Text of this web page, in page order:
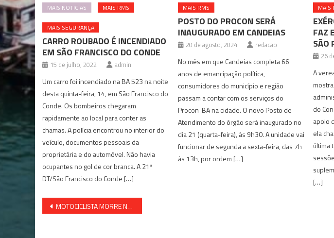
MAIS NOTICIAS MAIS RMS
MAIS SEGURANÇA
CARRO ROUBADO É INCENDIADO
EM SÃO FRANCISCO DO CONDE
15 de julho, 2022 admin
Um carro foi incendiado na BA 523 na noite
desta quinta-feira, 14, em São Francisco do
Conde. Os bombeiros chegaram
rapidamente ao local para conter as
chamas. A polícia encontrou no interior do
veículo, documentos pessoais da
proprietária e do automóvel. Não havia
ocupantes no gol de cor branca. A 21ª
DT/São Francisco do Conde […]
MAIS RMS
POSTO DO PROCON SERÁ
INAUGURADO EM CANDEIAS
20 de agosto, 2024 redacao
No mês em que Candeias completa 66
anos de emancipação política,
consumidores do município e região
passam a contar com os serviços do
Procon-BA na cidade. O novo Posto de
Atendimento do órgão será inaugurado no
dia 21 (quarta-feira), às 9h30. A unidade vai
funcionar de segunda a sexta-feira, das 7h
às 13h, por ordem […]
MAIS
FAZ
SÃO
26
A
do
apoio
ela
última
[…]
Navegação
MOTOCICLISTA MORRE NA BR 324